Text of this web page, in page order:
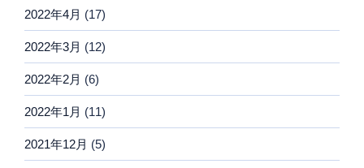
2022年4月 (17)
2022年3月 (12)
2022年2月 (6)
2022年1月 (11)
2021年12月 (5)